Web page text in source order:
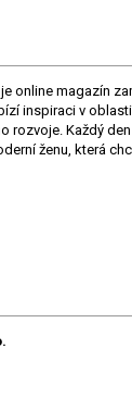
online magazín
inspiraci v
rozvoje. Každý
ženu, která